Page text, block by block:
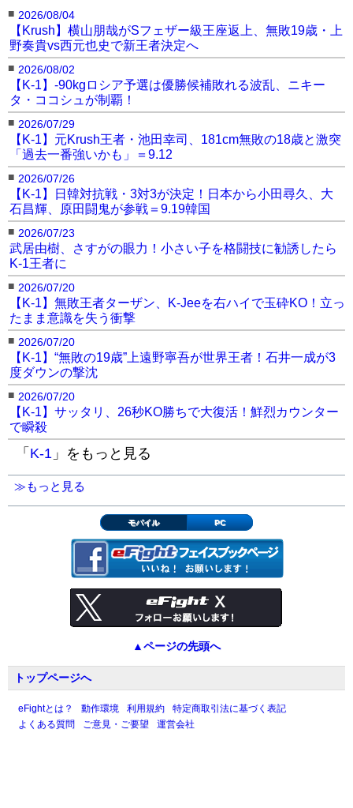
ム級/3分3R・延長1R
〇金子晃大 （日本/K-1ジム三軒茶屋シルバーウル
フ）
KO 1R 2分35秒 ※右飛びヒザ蹴り
●晃貴（日本/K-1 GYM SAGAMI-ONO KREST）
◀︎前ページにもどる[記事と写真：金子晃大が戦慄
の飛びヒザ蹴りKO！]
■ 2026/08/04
【Krush】横山朋哉がSフェザー級王座返上、無敗19歳・上
野奏貴vs西元也史で新王者決定へ
■ 2026/08/02
【K-1】-90kgロシア予選は優勝候補敗れる波乱、ニキー
タ・ココシュが制覇！
■ 2026/07/29
【K-1】元Krush王者・池田幸司、181cm無敗の18歳と激突
「過去一番強いかも」＝9.12
■ 2026/07/26
【K-1】日韓対抗戦・3対3が決定！日本から小田尋久、大
石昌輝、原田闘鬼が参戦＝9.19韓国
■ 2026/07/23
武居由樹、さすがの眼力！小さい子を格闘技に勧誘したら
K-1王者に
■ 2026/07/20
【K-1】無敗王者ターザン、K-Jeeを右ハイで玉砕KO！立っ
たまま意識を失う衝撃
■ 2026/07/20
【K-1】“無敗の19歳”上遠野寧吾が世界王者！石井一成が3
度ダウンの撃沈
■ 2026/07/20
【K-1】サッタリ、26秒KO勝ちで大復活！鮮烈カウンター
で瞬殺
「 K-1 」をもっと見る
≫もっと見る
モバイル PC
▲ページの先頭へ
トップページへ
eFightとは？ 動作環境 利用規約
特定商取引法に基づく表記
よくある質問
ご意見・ご要望 運営会社